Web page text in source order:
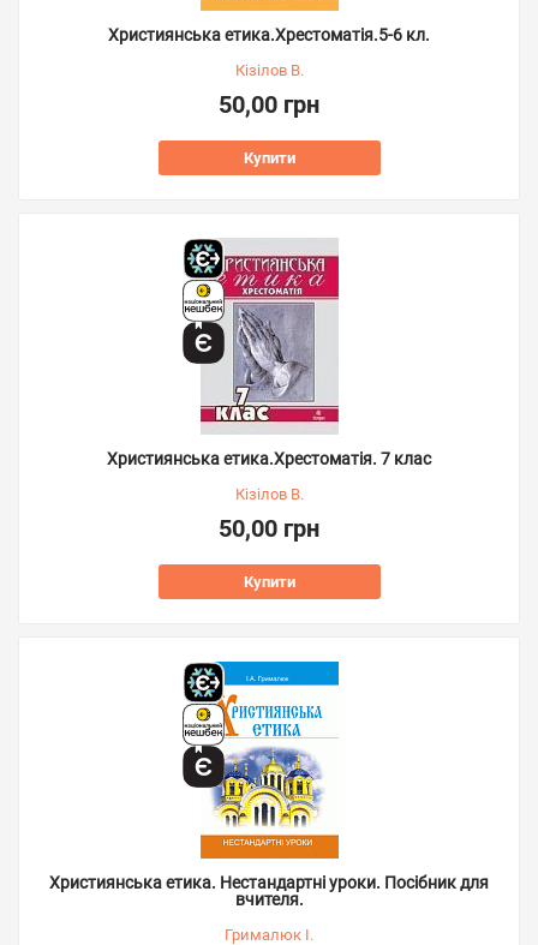
Християнська етика.Хрестоматія.5-6 кл.
Кізілов В.
50,00 грн
Купити
Християнська етика.Хрестоматія. 7 клас
Кізілов В.
50,00 грн
Купити
Християнська етика. Нестандартні уроки. Посібник для
вчителя.
Грималюк І.